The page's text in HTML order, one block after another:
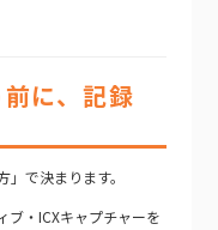
に、記録
で決まります。
ブ・ICXキャプチャーを